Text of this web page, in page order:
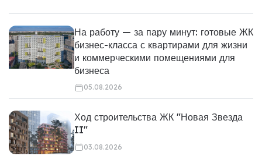
На работу — за пару минут: готовые ЖК
бизнес-класса с квартирами для жизни
и коммерческими помещениями для
бизнеса
05.08.2026
Ход строительства ЖК "Новая Звезда
II"
03.08.2026